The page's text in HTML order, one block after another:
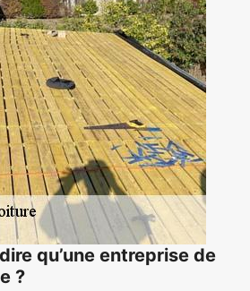
qu’une entreprise de
?